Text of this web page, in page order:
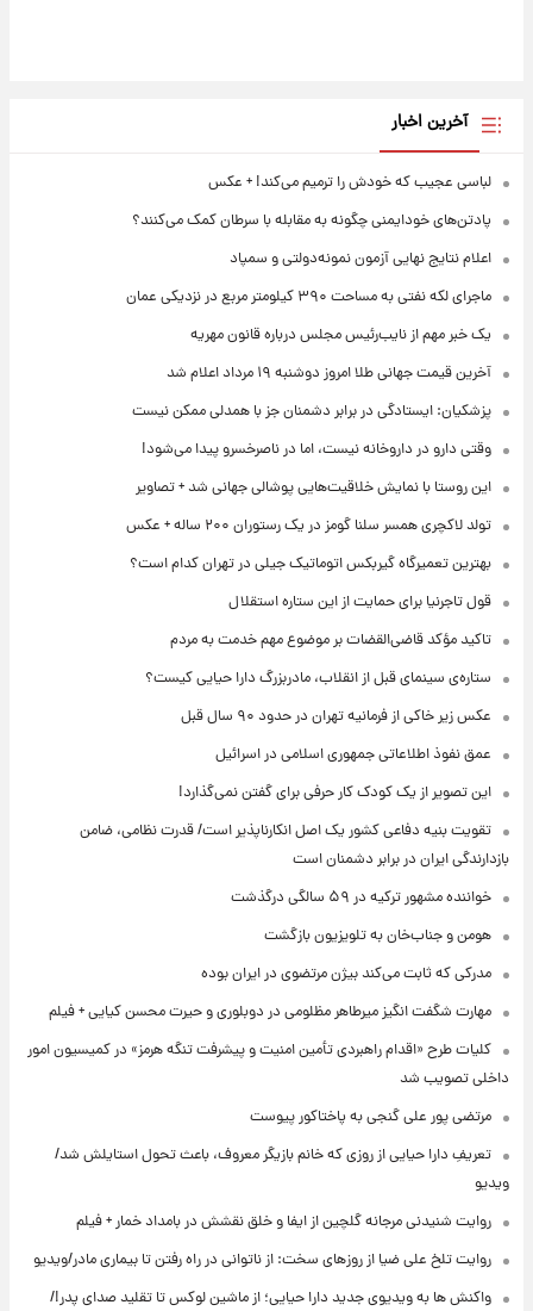
آخرین اخبار
لباسی عجیب که خودش را ترمیم می‌کند! + عکس
پادتن‌های خودایمنی چگونه به مقابله با سرطان کمک می‌کنند؟
اعلام نتایج نهایی آزمون نمونه‌دولتی و سمپاد
ماجرای لکه نفتی به مساحت ۳۹۰ کیلومتر مربع در نزدیکی عمان
یک خبر مهم از نایب‌رئیس مجلس درباره قانون مهریه
آخرین قیمت جهانی طلا امروز دوشنبه ۱۹ مرداد اعلام شد
پزشکیان: ایستادگی در برابر دشمنان جز با همدلی ممکن نیست
وقتی دارو در داروخانه نیست، اما در ناصرخسرو پیدا می‌شود!
این روستا با نمایش خلاقیت‌هایی پوشالی جهانی شد + تصاویر
تولد لاکچری همسر سلنا گومز در یک رستوران ۲۰۰ ساله + عکس
بهترین تعمیرگاه گیربکس اتوماتیک جیلی در تهران کدام است؟
قول تاجرنیا برای حمایت از این ستاره استقلال
تاکید مؤکد قاضی‌القضات بر موضوع مهم خدمت به مردم
ستاره‌ی سینمای قبل از انقلاب، مادربزرگ دارا حیایی کیست؟
عکس زیر خاکی از فرمانیه تهران در حدود ۹۰ سال قبل
عمق نفوذ اطلاعاتی جمهوری اسلامی در اسرائیل
این تصویر از یک کودک کار حرفی برای گفتن نمی‌گذارد!
تقویت بنیه دفاعی کشور یک اصل انکارناپذیر است/ قدرت نظامی، ضامن
بازدارندگی ایران در برابر دشمنان است
خواننده مشهور ترکیه در ۵۹ سالگی درگذشت
هومن و جناب‌خان به تلویزیون بازگشت
مدرکی که ثابت می‌کند بیژن مرتضوی در ایران بوده
مهارت شگفت انگیز میرطاهر مظلومی در دوبلوری و حیرت محسن کیایی + فیلم
کلیات طرح «اقدام راهبردی تأمین امنیت و پیشرفت تنگه هرمز» در کمیسیون امور
داخلی تصویب شد
مرتضی پور علی گنجی به پاختاکور پیوست
تعریفِ دارا حیایی از روزی که خانم بازیگر معروف، باعث تحول استایلش شد/
ویدیو
روایت شنیدنی مرجانه گلچین از ایفا و خلق نقشش در بامداد خمار + فیلم
روایت تلخ علی ضیا از روزهای سخت: از ناتوانی در راه رفتن تا بیماری مادر/ویدیو
واکنش ها به ویدیوی جدید دارا حیایی؛ از ماشین لوکس تا تقلید صدای پدر!/